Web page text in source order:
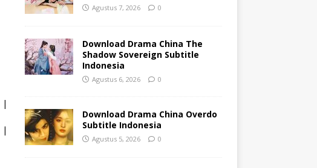
|
|
Agustus 7, 2026 0
Download Drama China The
Shadow Sovereign Subtitle
Indonesia
Agustus 6, 2026 0
Download Drama China Overdo
Subtitle Indonesia
Agustus 5, 2026 0